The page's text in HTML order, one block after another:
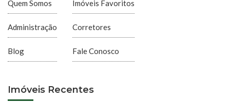
Quem Somos
Administração
Blog
Imóveis Favoritos
Corretores
Fale Conosco
Imóveis Recentes